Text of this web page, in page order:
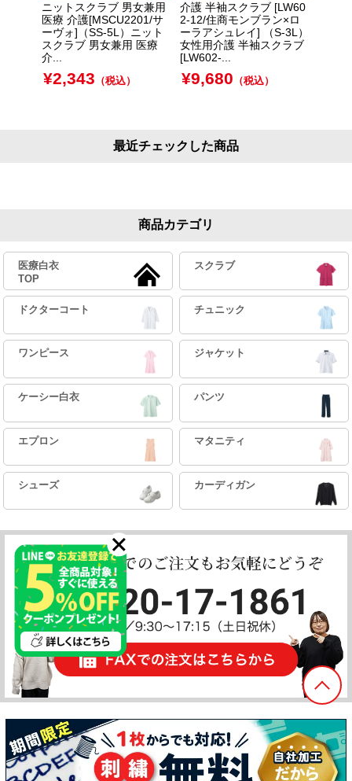
ニットスクラブ 男女兼用
医療 介護[MSCU2201/サ
ーヴォ]（SS-5L）ニット
スクラブ 男女兼用 医療
介...
¥2,343 （税込）
介護 半袖スクラブ [LW60
2-12/住商モンブラン×ロ
ーラアシュレイ] （S-3L）
女性用介護 半袖スクラブ
[LW602-...
¥9,680 （税込）
最近チェックした商品
商品カテゴリ
医療白衣
TOP
スクラブ
ドクターコート チュニック
ワンピース ジャケット
ケーシー白衣 パンツ
エプロン マタニティ
シューズ カーディガン